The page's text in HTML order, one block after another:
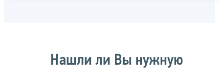
Нашли ли Вы нужную